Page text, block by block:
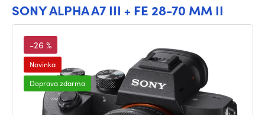
SONY ALPHA A7 III + FE 28-70 MM II
-26 %
Novinka
Doprava zdarma